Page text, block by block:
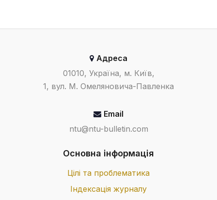
Адреса
01010, Україна, м. Київ,
1, вул. М. Омеляновича-Павленка
Email
ntu@ntu-bulletin.com
Основна інформація
Цілі та проблематика
Індексація журналу